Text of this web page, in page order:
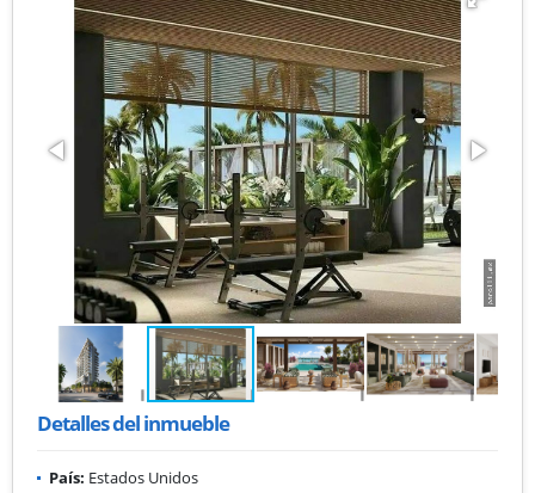
Detalles del inmueble
País: Estados Unidos